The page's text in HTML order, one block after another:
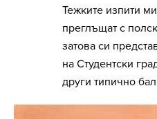
Тежките изпити
преглъщат с
затова си
на Студентски
други типично